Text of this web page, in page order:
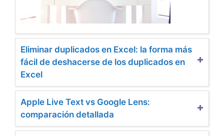
Eliminar duplicados en Excel: la forma más
fácil de deshacerse de los duplicados en
Excel
Apple Live Text vs Google Lens:
comparación detallada